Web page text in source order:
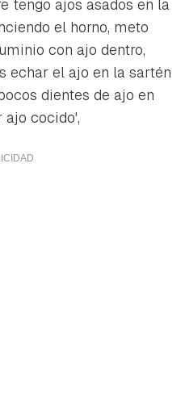
tengo ajos asados en la
el horno, meto
con ajo dentro,
echar el ajo en la sartén
dientes de ajo en
ajo cocido',